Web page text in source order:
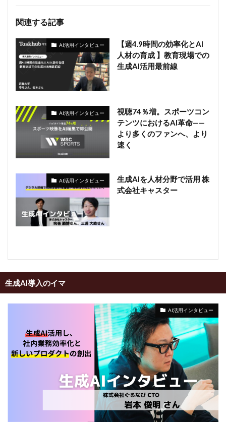
関連する記事
AI活用インタビュー
【週4.9時間の効率化とAI
人材の育成 】教育現場での
生成AI活用最前線
AI活用インタビュー
視聴74％増。スポーツコン
テンツにおけるAI革命——
より多くのファンへ、より
速く
AI活用インタビュー
生成AIを人材分野で活用 株
式会社キャスター
生成AI導入のイマ
AI活用インタビュー